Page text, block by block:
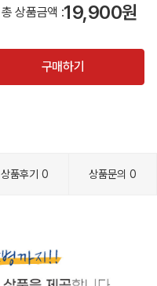
총 상품금액 :19,900원
구매하기
상품후기0 상품문의0